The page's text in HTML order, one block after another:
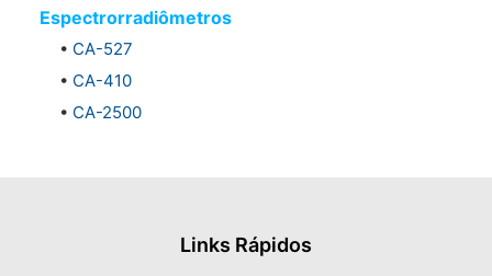
Espectrorradiômetros
• CA-527
• CA-410
• CA-2500
Links Rápidos